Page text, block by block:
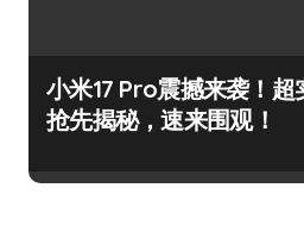
小米17 Pro震撼来袭！超
抢先揭秘，速来围观！